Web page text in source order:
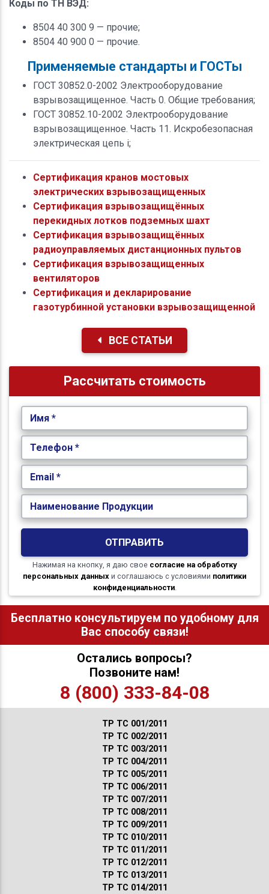
Коды по ТН ВЭД:
8504 40 300 9 — прочие;
8504 40 900 0 — прочие.
Применяемые стандарты и ГОСТы
ГОСТ 30852.0-2002 Электрооборудование
взрывозащищенное. Часть 0. Общие требования;
ГОСТ 30852.10-2002 Электрооборудование
взрывозащищенное. Часть 11. Искробезопасная
электрическая цепь i;
Сертификация кранов мостовых
электрических взрывозащищенных
Сертификация взрывозащищённых
перекидных лотков подземных шахт
Сертификация взрывозащищённых
радиоуправляемых дистанционных пультов
Сертификация взрывозащищенных
вентиляторов
Сертификация и декларирование
газотурбинной установки взрывозащищенной
ВСЕ СТАТЬИ
Рассчитать стоимость
Имя *
Телефон *
Email *
Наименование Продукции
ОТПРАВИТЬ
Нажимая на кнопку, я даю свое согласие на обработку
персональных данных и соглашаюсь с условиями политики
конфиденциальности.
Бесплатно консультируем по удобному для
Вас способу связи!
Остались вопросы?
Позвоните нам!
8 (800) 333-84-08
ТР ТС 001/2011
ТР ТС 002/2011
ТР ТС 003/2011
ТР ТС 004/2011
ТР ТС 005/2011
ТР ТС 006/2011
ТР ТС 007/2011
ТР ТС 008/2011
ТР ТС 009/2011
ТР ТС 010/2011
ТР ТС 011/2011
ТР ТС 012/2011
ТР ТС 013/2011
ТР ТС 014/2011